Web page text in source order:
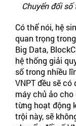
Chuyển đổi
Có thể nói, hệ
quan trọng
Big Data,
hệ thống giải
số trong nhiều
VNPT đều sẽ
máy chủ ảo
từng hoạt động
trội này, sẽ